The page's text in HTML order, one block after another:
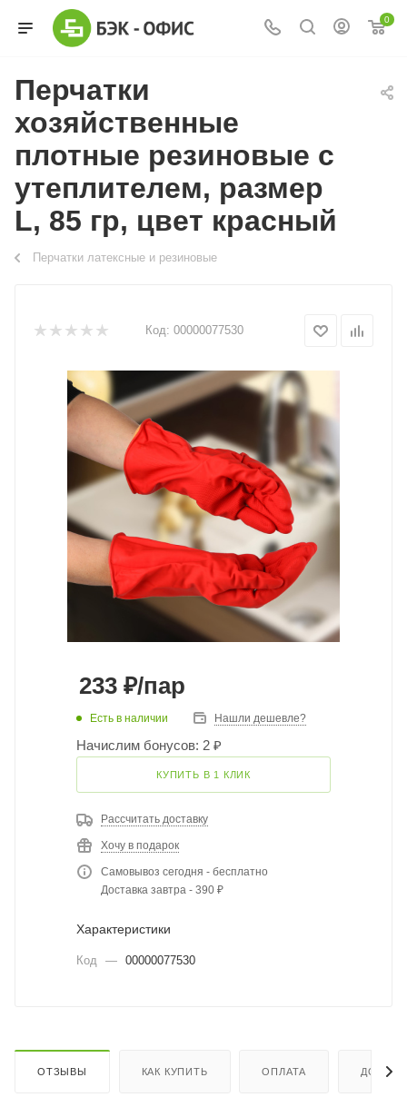
0
Перчатки
хозяйственные
плотные резиновые с
утеплителем, размер
L, 85 гр, цвет красный
Перчатки латексные и резиновые
Код: 00000077530
233 ₽/пар
Есть в наличии Нашли дешевле?
Начислим бонусов: 2 ₽
КУПИТЬ В 1 КЛИК
Рассчитать доставку
Хочу в подарок
Самовывоз сегодня - бесплатно
Доставка завтра - 390 ₽
Характеристики
Код — 00000077530
ОТЗЫВЫ КАК КУПИТЬ ОПЛАТА